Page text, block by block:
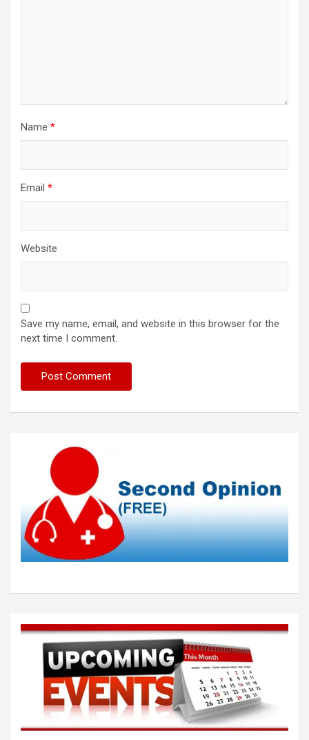
Name *
Email *
Website
Save my name, email, and website in this browser for the
next time I comment.